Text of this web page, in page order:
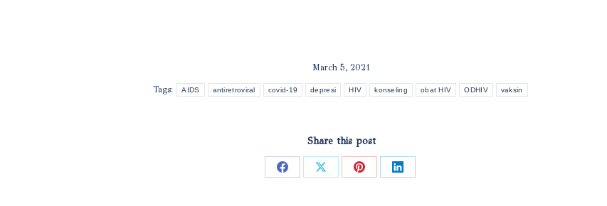
March 5, 2021
Tags: AIDS antiretroviral covid-19 depresi HIV konseling obat HIV ODHIV vaksin
Share this post
Share Share Share Share